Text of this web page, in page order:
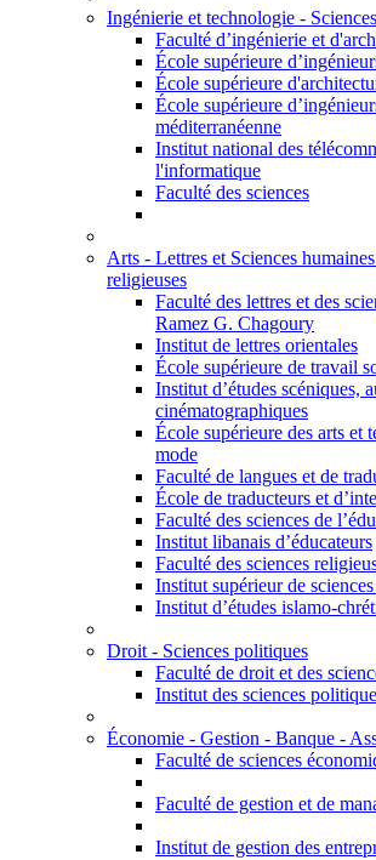
Ingénierie et technologie - Sciences
Faculté d’ingénierie et
École supérieure
École supérieure
École supérieure
méditerranéenne
Institut national des
l'informatique
Faculté des sciences
Arts - Lettres et Sciences
religieuses
Faculté des lettres et des
Ramez G. Chagoury
Institut de lettres orientales
École supérieure de travail
Institut d’études scéniques,
cinématographiques
École supérieure des arts et
mode
Faculté de langues et de
École de traducteurs et
Faculté des sciences de
Institut libanais d’éducateurs
Faculté des sciences
Institut supérieur de
Institut d’études islamo-
Droit - Sciences politiques
Faculté de droit et des
Institut des sciences
Économie - Gestion - Banque -
Faculté de sciences
Faculté de gestion et de
Institut de gestion des